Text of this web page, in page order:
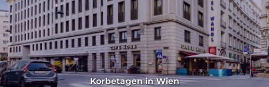
Korbetagen in Wien